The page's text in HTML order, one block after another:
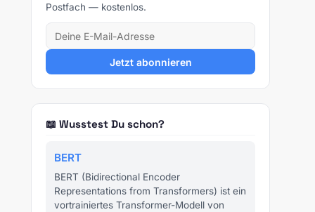
Postfach — kostenlos.
Jetzt abonnieren
📖 Wusstest Du schon?
BERT
BERT (Bidirectional Encoder
Representations from Transformers) ist ein
vortrainiertes Transformer-Modell von